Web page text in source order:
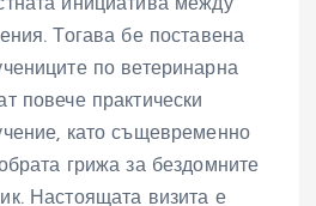
инициатива между
Тогава бе поставена
по ветеринарна
повече практически
като същевременно
грижа за бездомните
Настоящата визита е